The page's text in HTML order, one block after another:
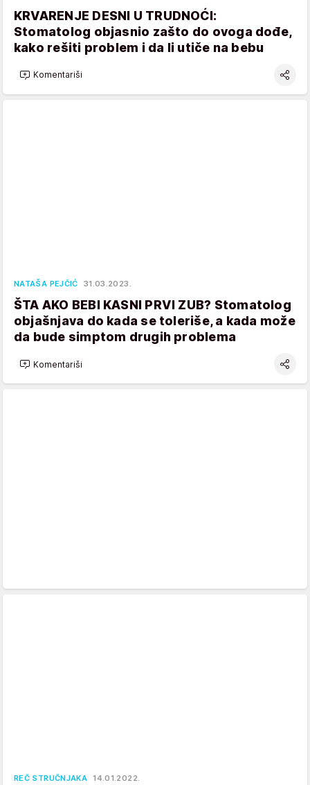
KRVARENJE DESNI U TRUDNOĆI:
Stomatolog objasnio zašto do ovoga dođe,
kako rešiti problem i da li utiče na bebu
Komentariši
NATAŠA PEJČIĆ 31.03.2023.
ŠTA AKO BEBI KASNI PRVI ZUB? Stomatolog
objašnjava do kada se toleriše, a kada može
da bude simptom drugih problema
Komentariši
REČ STRUČNJAKA 14.01.2022.